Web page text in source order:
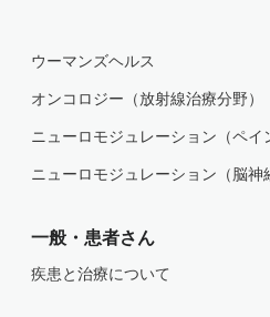
ウーマンズヘルス
オンコロジー（放射線治療分野）
ニューロモジュレーション（ペイ
ニューロモジュレーション（脳神
一般・患者さん
疾患と治療について